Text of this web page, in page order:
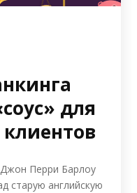
для
Джон Перри Барлоу
старую английскую